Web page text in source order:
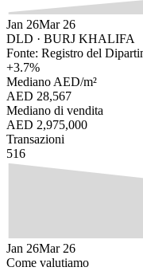
Jan 26Mar 26
DLD · BURJ KHALIFA
Fonte: Registro del
+3.7%
Mediano AED/m²
AED 28,567
Mediano di vendita
AED 2,975,000
Transazioni
516
Jan 26Mar 26
Come valutiamo